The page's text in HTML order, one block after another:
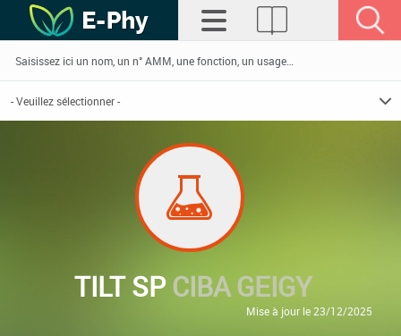
TILT SPCIBA GEIGY
Mise à jour le 23/12/2025